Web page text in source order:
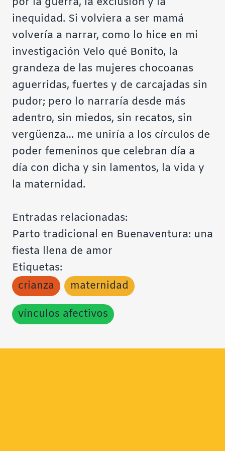
inequidad. Si volviera a ser mamá
volvería a narrar, como lo hice en mi
investigación Velo qué Bonito, la
grandeza de las mujeres chocoanas
aguerridas, fuertes y de carcajadas sin
pudor; pero lo narraría desde más
adentro, sin miedos, sin recatos, sin
vergüenza… me uniría a los círculos de
poder femeninos que celebran día a
día con dicha y sin lamentos, la vida y
la maternidad.
Entradas relacionadas:
Parto tradicional en Buenaventura: una
fiesta llena de amor
Etiquetas:
crianza
maternidad
vínculos afectivos